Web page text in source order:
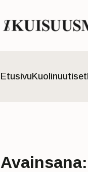
Etusivu Kuolinuutiset
Avainsana: